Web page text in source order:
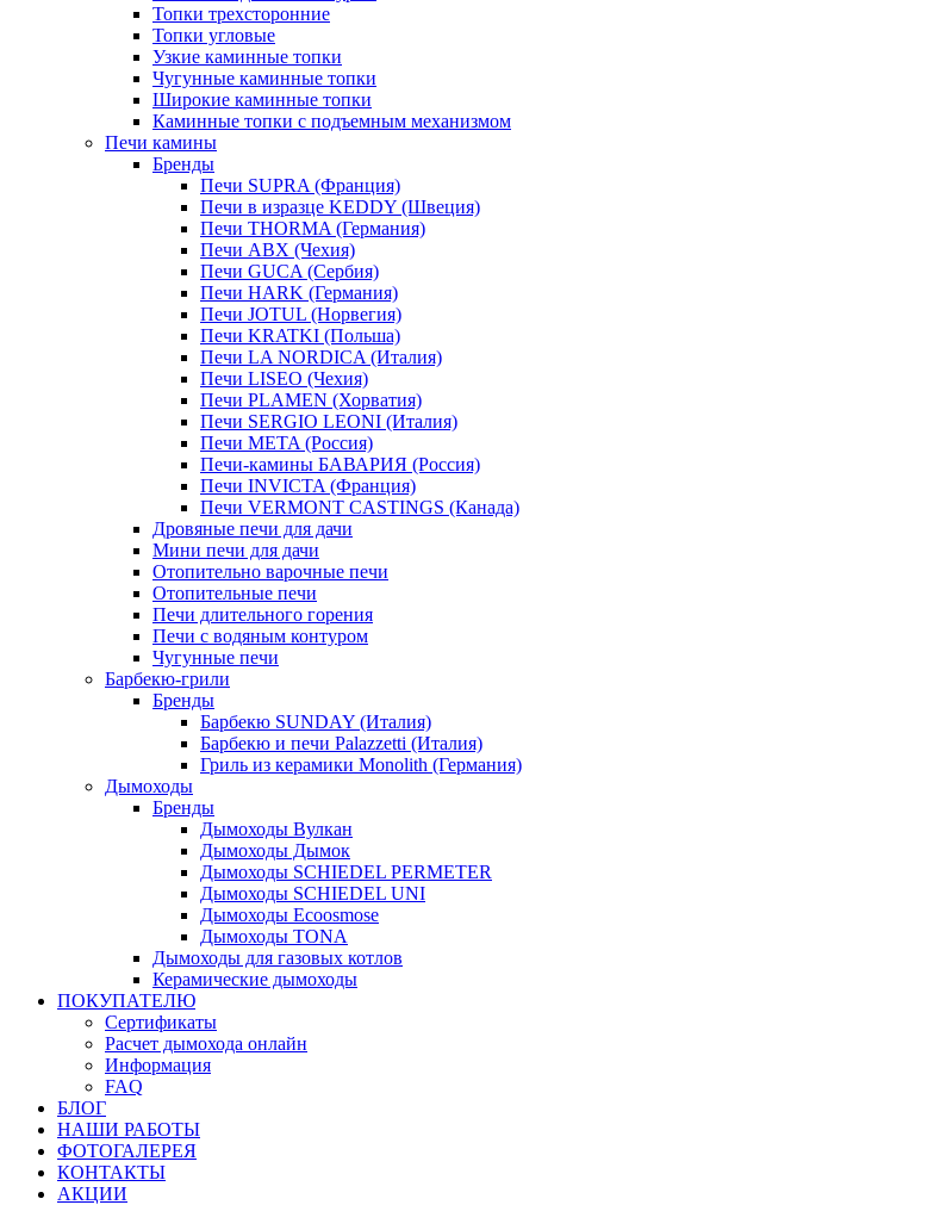
Топки трехсторонние
Топки угловые
Узкие каминные топки
Чугунные каминные топки
Широкие каминные топки
Каминные топки с подъемным механизмом
Печи камины
Бренды
Печи SUPRA (Франция)
Печи в изразце KEDDY (Швеция)
Печи THORMA (Германия)
Печи ABX (Чехия)
Печи GUCA (Сербия)
Печи HARK (Германия)
Печи JOTUL (Норвегия)
Печи KRATKI (Польша)
Печи LA NORDICA (Италия)
Печи LISEO (Чехия)
Печи PLAMEN (Хорватия)
Печи SERGIO LEONI (Италия)
Печи META (Россия)
Печи-камины БАВАРИЯ (Россия)
Печи INVICTA (Франция)
Печи VERMONT CASTINGS (Канада)
Дровяные печи для дачи
Мини печи для дачи
Отопительно варочные печи
Отопительные печи
Печи длительного горения
Печи с водяным контуром
Чугунные печи
Барбекю-грили
Бренды
Барбекю SUNDAY (Италия)
Барбекю и печи Palazzetti (Италия)
Гриль из керамики Monolith (Германия)
Дымоходы
Бренды
Дымоходы Вулкан
Дымоходы Дымок
Дымоходы SCHIEDEL PERMETER
Дымоходы SCHIEDEL UNI
Дымоходы Ecoosmose
Дымоходы TONA
Дымоходы для газовых котлов
Керамические дымоходы
ПОКУПАТЕЛЮ
Сертификаты
Расчет дымохода онлайн
Информация
FAQ
БЛОГ
НАШИ РАБОТЫ
ФОТОГАЛЕРЕЯ
КОНТАКТЫ
АКЦИИ